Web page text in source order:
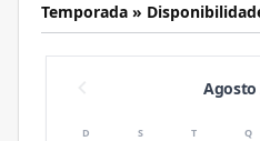
Temporada »
Agosto
D S T Q